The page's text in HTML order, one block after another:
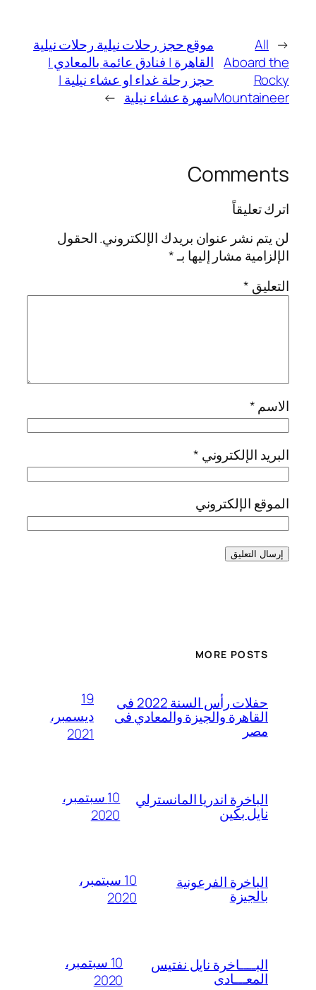
←
All
Aboard the
Rocky
Mountaineer
موقع حجز رحلات نيلية رحلات نيلية
القاهرة | فنادق عائمة بالمعادي |
حجز رحلة غداء او عشاء نيلية |
سهرة عشاء نيلية →
Comments
اترك تعليقاً
لن يتم نشر عنوان بريدك الإلكتروني.الحقول
الإلزامية مشار إليها بـ*
التعليق *
الاسم*
البريد الإلكتروني *
الموقع الإلكتروني
MORE POSTS
حفلات رأس السنة 2022 فى
القاهرة والجيزة والمعادي فى
مصر
19
ديسمبر،
2021
الباخرة اندريا المانسترلي
نايل بكين
10 سبتمبر،
2020
الباخرة الفرعونية
بالجيزة
10 سبتمبر،
2020
البــــاخرة نايل نفتيس
المعـــادى
10 سبتمبر،
2020